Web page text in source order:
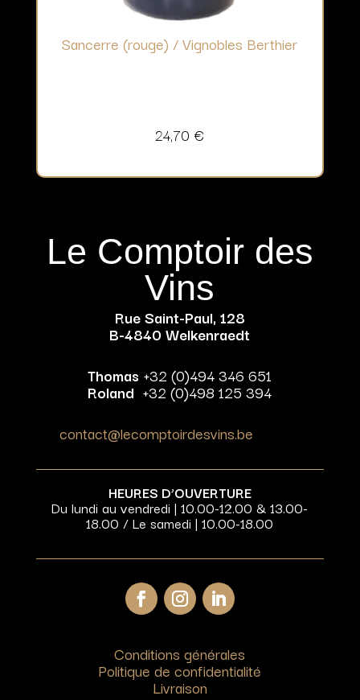
Sancerre (rouge) / Vignobles Berthier
24,70 €
Le Comptoir des
Vins
Rue Saint-Paul, 128
B-4840 Welkenraedt
Thomas +32 (0)494 346 651
Roland +32 (0)498 125 394
contact@lecomptoirdesvins.be
HEURES D’OUVERTURE
Du lundi au vendredi | 10.00-12.00 & 13.00-
18.00 / Le samedi | 10.00-18.00
Conditions générales
Politique de confidentialité
Livraison